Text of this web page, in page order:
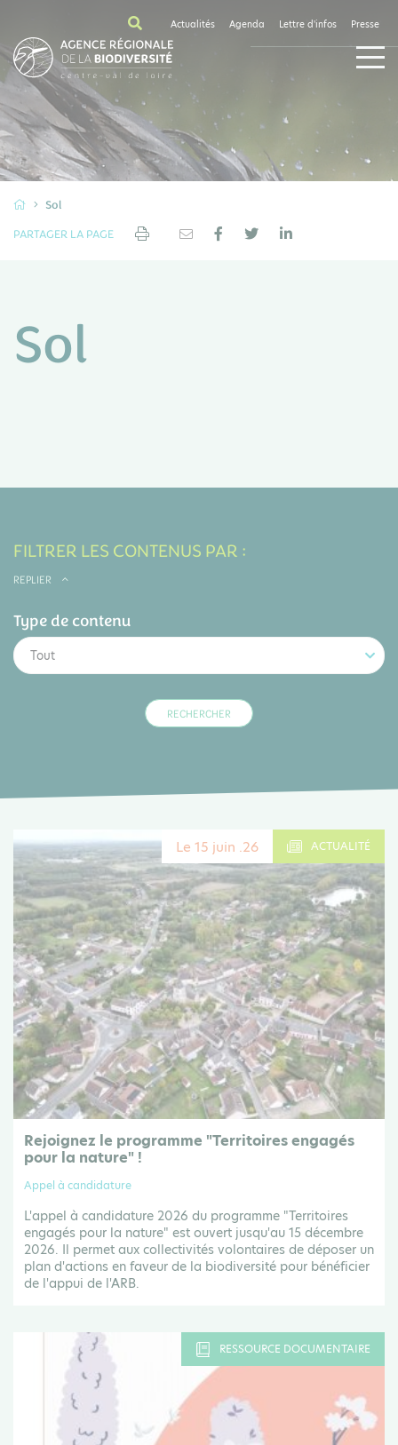
Actualités Agenda Lettre d'infos Presse
Sol
PARTAGER LA PAGE
Sol
FILTRER LES CONTENUS PAR :
REPLIER
Type de contenu
Tout
Le 15 juin .26 ACTUALITÉ
Rejoignez le programme "Territoires engagés
pour la nature" !
Appel à candidature
L'appel à candidature 2026 du programme "Territoires
engagés pour la nature" est ouvert jusqu'au 15 décembre
2026. Il permet aux collectivités volontaires de déposer un
plan d'actions en faveur de la biodiversité pour bénéficier
de l'appui de l'ARB.
RESSOURCE DOCUMENTAIRE